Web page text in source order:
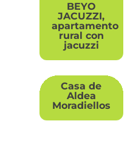
BEYO
JACUZZI,
apartamento
rural con
jacuzzi
Casa de
Aldea
Moradiellos